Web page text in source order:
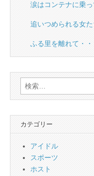
涙はコンテナに乗っ
追いつめられる女た
ふる里を離れて・・
検
索:
カテゴリー
アイドル
スポーツ
ホスト